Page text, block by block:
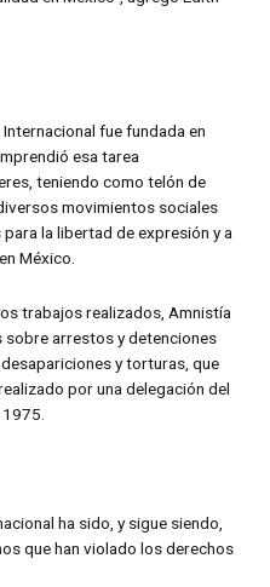
fue fundada en
esa tarea
teniendo como telón de
movimientos sociales
la libertad de expresión y a
México.
trabajos realizados, Amnistía
sobre arrestos y detenciones
y torturas, que
por una delegación del
ha sido, y sigue siendo,
que han violado los derechos